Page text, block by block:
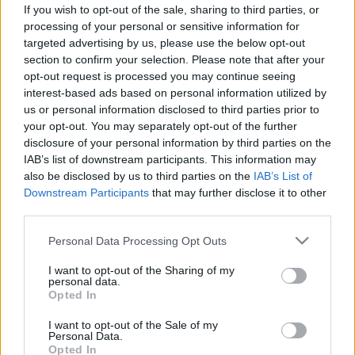
If you wish to opt-out of the sale, sharing to third parties, or
processing of your personal or sensitive information for
targeted advertising by us, please use the below opt-out
section to confirm your selection. Please note that after your
opt-out request is processed you may continue seeing
interest-based ads based on personal information utilized by
us or personal information disclosed to third parties prior to
your opt-out. You may separately opt-out of the further
disclosure of your personal information by third parties on the
IAB’s list of downstream participants. This information may
also be disclosed by us to third parties on the IAB’s List of
Downstream Participants that may further disclose it to other
Please note that this website/app uses one or more Google
not limited to your visit or usage behaviour. You may click to
grant or deny consent to Google and its third-party tags to
use your data for below specified purposes in below Google
consent section.
Personal Data Processing Opt Outs
I want to opt-out of the Sharing of my
personal data.
Opted In
I want to opt-out of the Sale of my
Personal Data.
Opted In
gyerekeket?